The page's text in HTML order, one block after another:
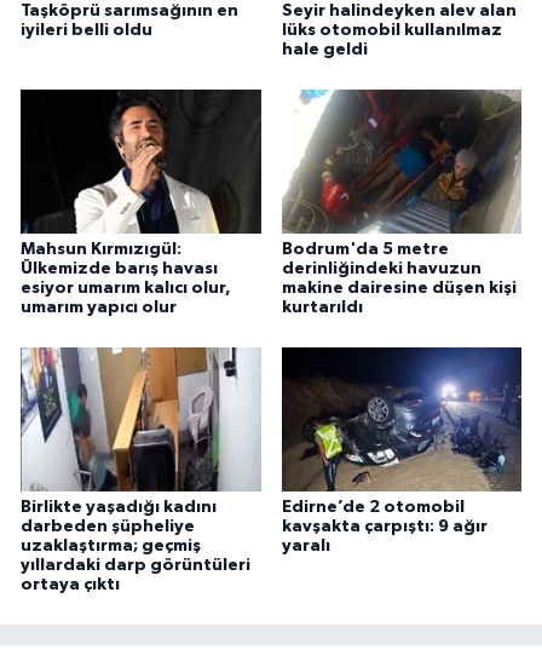
Taşköprü sarımsağının en
iyileri belli oldu
Seyir halindeyken alev alan
lüks otomobil kullanılmaz
hale geldi
Mahsun Kırmızıgül:
Ülkemizde barış havası
esiyor umarım kalıcı olur,
umarım yapıcı olur
Bodrum'da 5 metre
derinliğindeki havuzun
makine dairesine düşen kişi
kurtarıldı
Birlikte yaşadığı kadını
darbeden şüpheliye
uzaklaştırma; geçmiş
yıllardaki darp görüntüleri
ortaya çıktı
Edirne’de 2 otomobil
kavşakta çarpıştı: 9 ağır
yaralı